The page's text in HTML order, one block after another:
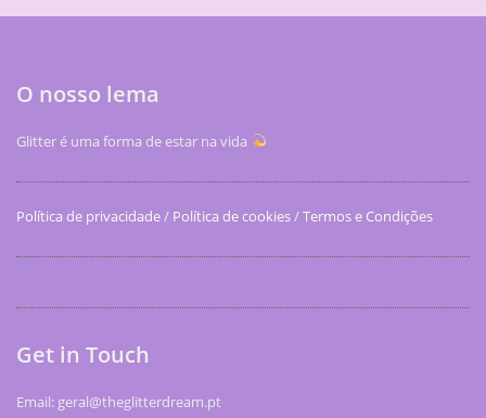
O nosso lema
Glitter é uma forma de estar na vida
Política de privacidade/ Política de cookies/Termos e Condições
Get in Touch
Email: geral@theglitterdream.pt